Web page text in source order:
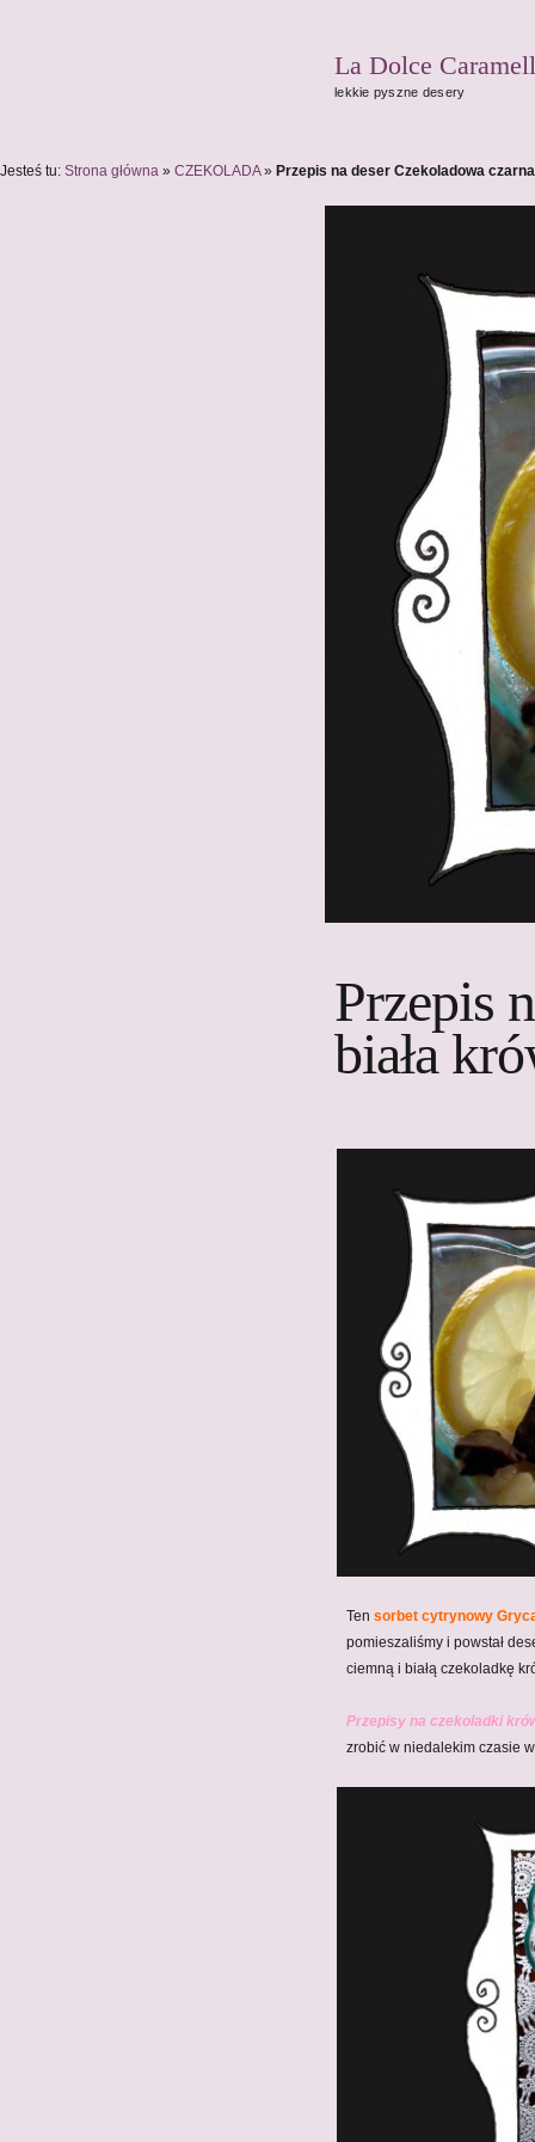
La Dolce
lekkie pyszne desery
Jesteś tu: Strona główna » CZEKOLADA » Przepis na deser Czekoladowa
Przepis
biała
Ten sorbet cytrynowy
pomieszaliśmy i powstał
ciemną i białą czekoladkę
Przepisy na czekoladki
zrobić w niedalekim czasie